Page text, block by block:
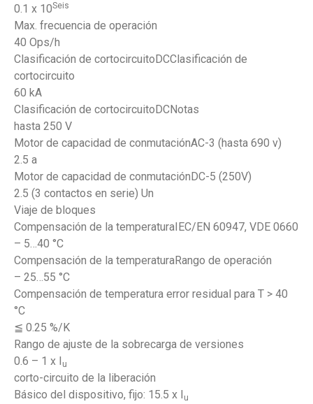
0.1 x 10Seis
Max. frecuencia de operación
40 Ops/h
Clasificación de cortocircuitoDCClasificación de
cortocircuito
60 kA
Clasificación de cortocircuitoDCNotas
hasta 250 V
Motor de capacidad de conmutaciónAC-3 (hasta 690 v)
2.5 a
Motor de capacidad de conmutaciónDC-5 (250V)
2.5 (3 contactos en serie) Un
Viaje de bloques
Compensación de la temperaturaIEC/EN 60947, VDE 0660
– 5…40 °C
Compensación de la temperaturaRango de operación
– 25…55 °C
Compensación de temperatura error residual para T > 40
°C
≦ 0.25 %/K
Rango de ajuste de la sobrecarga de versiones
0.6 – 1 x I
u
corto-circuito de la liberación
Básico del dispositivo, fijo: 15.5 x I
u